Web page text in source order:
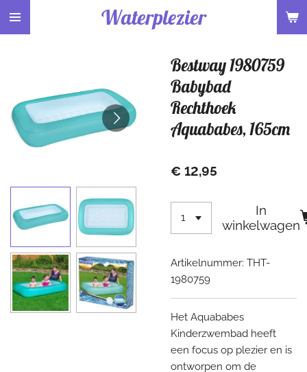
Ga
Waterplezier
Bestway 1980759
Babybad
Rechthoek
Aquababes, 165cm
€ 12,95
In
winkelwagen
Artikelnummer: THT-
1980759
Het Aquababes
Kinderzwembad heeft
een focus op plezier en is
ontworpen om de